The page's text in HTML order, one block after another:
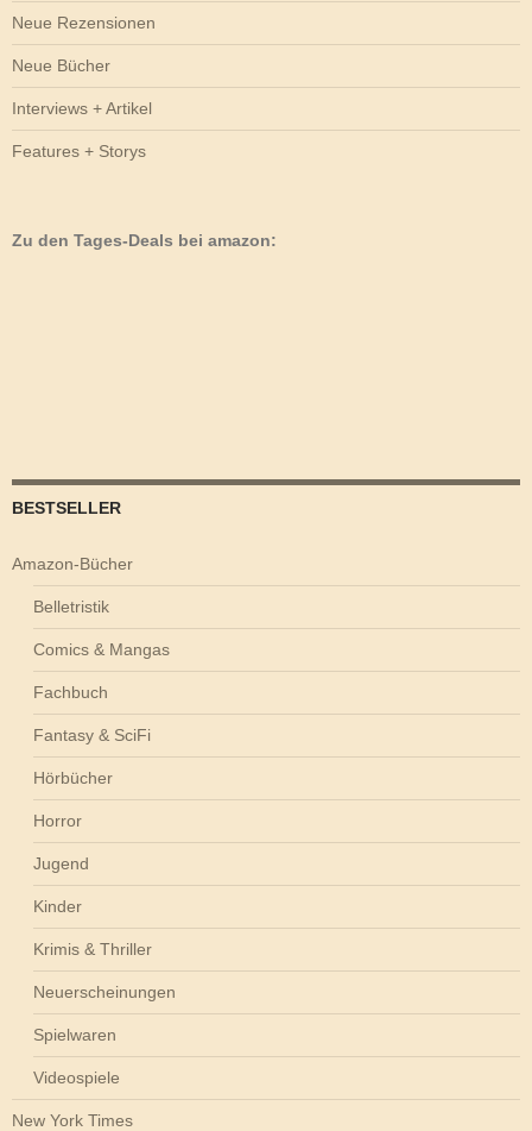
Neue Rezensionen
Neue Bücher
Interviews + Artikel
Features + Storys
Zu den Tages-Deals bei amazon:
BESTSELLER
Amazon-Bücher
Belletristik
Comics & Mangas
Fachbuch
Fantasy & SciFi
Hörbücher
Horror
Jugend
Kinder
Krimis & Thriller
Neuerscheinungen
Spielwaren
Videospiele
New York Times